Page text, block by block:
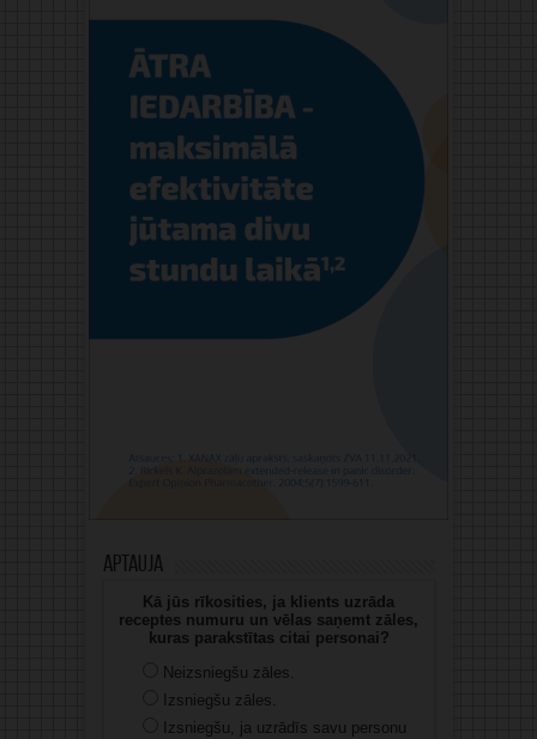
Aptauja
Kā jūs rīkosities, ja klients uzrāda
receptes numuru un vēlas saņemt zāles,
kuras parakstītas citai personai?
Neizsniegšu zāles.
Izsniegšu zāles.
Izsniegšu, ja uzrādīs savu personu